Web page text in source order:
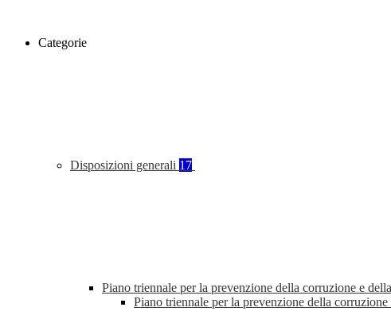
Categorie
Disposizioni generali 17
Piano triennale per la prevenzione della corruzione e
Piano triennale per la prevenzione della